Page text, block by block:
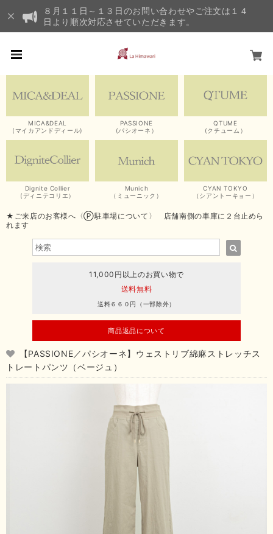
８月１１日～１３日のお問い合わせやご注文は１４
日より順次対応させていただきます。
MICA&DEAL
(マイカアンドディール)
PASSIONE
(パシオーネ）
QTUME
(クチューム）
Dignite Collier
(ディニテコリエ）
Munich
（ミューニック）
CYAN TOKYO
（シアントーキョー）
★ご来店のお客様へ〈Ⓟ駐車場について〉 店舗南側の車庫に２台止めら
れます
11,000円以上のお買い物で
送料無料
送料６６０円（一部除外）
商品返品について
【PASSIONE／パシオーネ】ウェストリブ綿麻ストレッチス
トレートパンツ（ベージュ）